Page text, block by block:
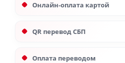
Онлайн-оплата картой
QR перевод СБП
Оплата переводом